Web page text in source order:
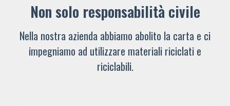
Non solo responsabilità civile
Nella nostra azienda abbiamo abolito la carta e ci
impegniamo ad utilizzare materiali riciclati e
riciclabili.